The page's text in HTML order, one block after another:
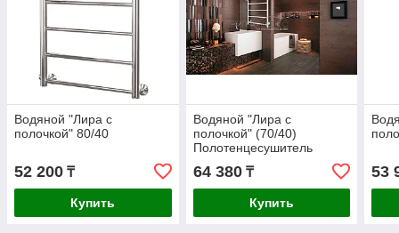
Водяной "Лира с
полочкой" 80/40
52 200 ₸
Купить
Водяной "Лира с
полочкой" (70/40)
Полотенцесушитель
белый цвет
64 380₸
Купить
53